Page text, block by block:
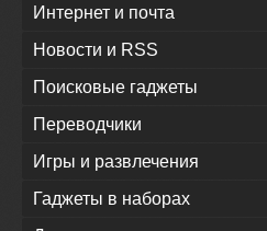
Интернет и почта
Новости и RSS
Поисковые гаджеты
Переводчики
Игры и развлечения
Гаджеты в наборах